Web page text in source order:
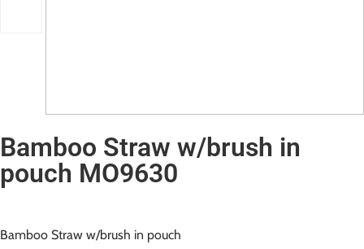
Bamboo Straw w/brush in
pouch MO9630
Bamboo Straw w/brush in pouch